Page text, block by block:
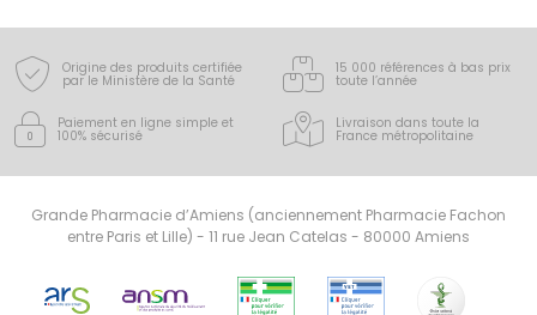
Origine des produits certifiée
par le Ministère de la Santé
15 000 références à bas prix
toute l’année
Paiement en ligne simple et
100% sécurisé
Livraison dans toute la
France métropolitaine
Grande Pharmacie d’Amiens (anciennement Pharmacie Fachon
entre Paris et Lille) - 11 rue Jean Catelas - 80000 Amiens